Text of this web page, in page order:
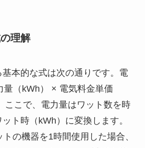
理解
本的な式は次の通りです。電
量（kWh） × 電気料金単価
ここで、電力量はワット数を時
ト時（kWh）に変換します。
の機器を1時間使用した場合、